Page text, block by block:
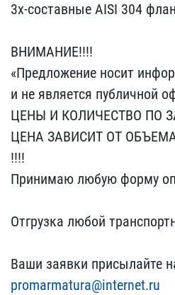
3​х-составные AISI 304
ВНИМАНИЕ!!!!
«П​редложение носит
и не яв​ляется публичной
ЦЕНЫ И КОЛИЧЕСТВО ПО
ЦЕНА ЗАВИСИТ ​ОТ
!!!!
Принимаю любую фор​му
Отгрузка ​любой
Ваши заявки присы​лайте
promarma​tura@internet.ru